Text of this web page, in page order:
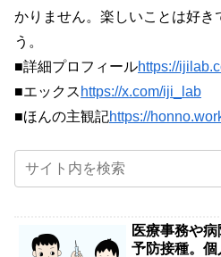
かりません。楽しいことは好き
う。
■詳細プロフィールhttps://
■エックス https://x.com/iji_lab
■ほんの主観記https://
医療事務や
予防接種。